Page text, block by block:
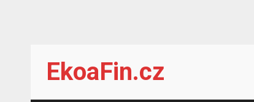
content
EkoaFin.cz